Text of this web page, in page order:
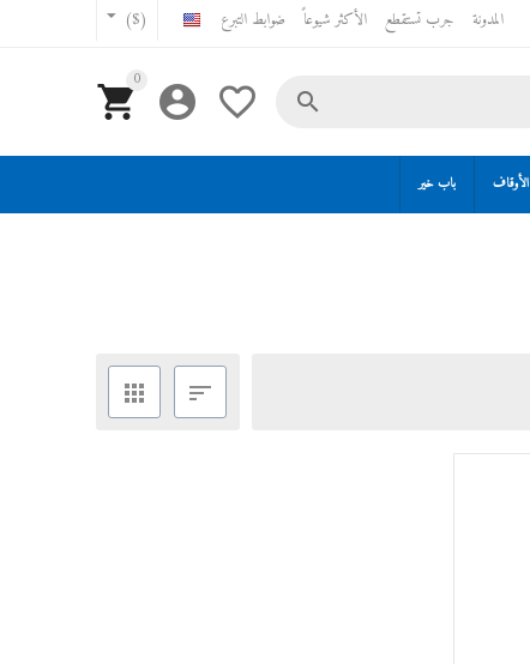
($) المدونة جرب تستقطع الأكثر شيوعاً ضوابط التبرع
0
   
الأوقاف باب خير

